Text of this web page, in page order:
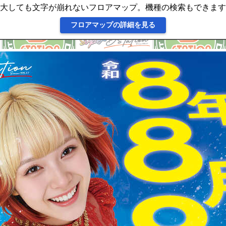
しても文字が崩れないフロアマップ。機種の検索もできま
フロアマップの詳細を見る